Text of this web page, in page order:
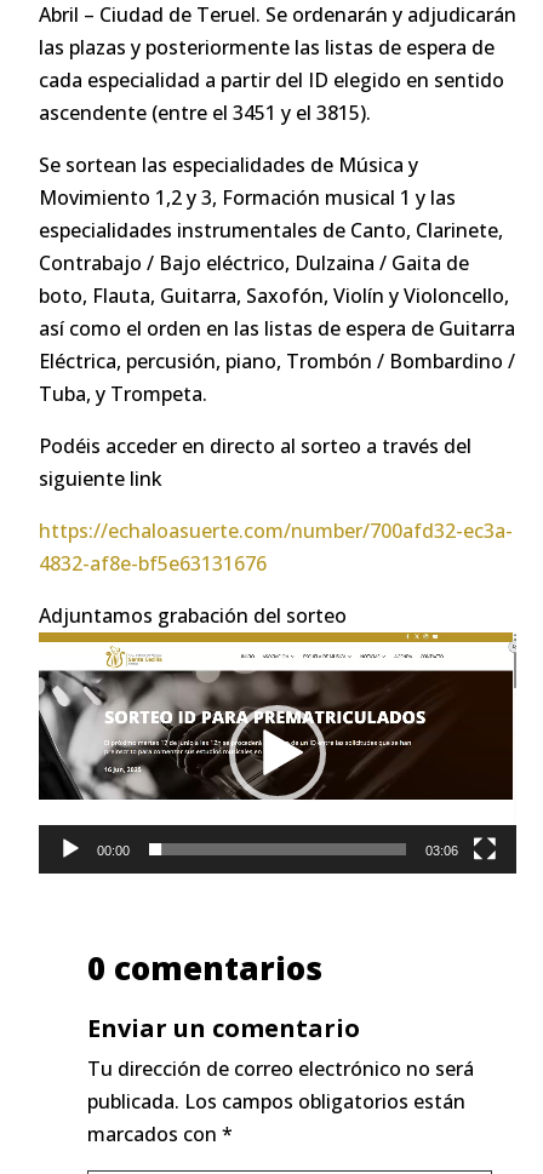
Abril – Ciudad de Teruel. Se ordenarán y adjudicarán
las plazas y posteriormente las listas de espera de
cada especialidad a partir del ID elegido en sentido
ascendente (entre el 3451 y el 3815).
Se sortean las especialidades de Música y
Movimiento 1,2 y 3, Formación musical 1 y las
especialidades instrumentales de Canto, Clarinete,
Contrabajo / Bajo eléctrico, Dulzaina / Gaita de
boto, Flauta, Guitarra, Saxofón, Violín y Violoncello,
así como el orden en las listas de espera de Guitarra
Eléctrica, percusión, piano, Trombón / Bombardino /
Tuba, y Trompeta.
Podéis acceder en directo al sorteo a través del
siguiente link
https://echaloasuerte.com/number/700afd32-ec3a-
4832-af8e-bf5e63131676
Adjuntamos grabación del sorteo
Reproductor
de
vídeo
00:00 03:06
0 comentarios
Enviar un comentario
Tu dirección de correo electrónico no será
publicada. Los campos obligatorios están
marcados con *